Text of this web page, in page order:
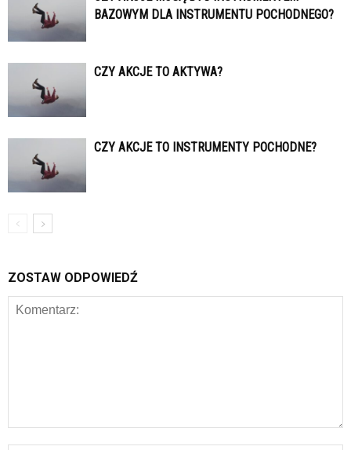
BAZOWYM DLA INSTRUMENTU POCHODNEGO?
CZY AKCJE TO AKTYWA?
CZY AKCJE TO INSTRUMENTY POCHODNE?
ZOSTAW ODPOWIEDŹ